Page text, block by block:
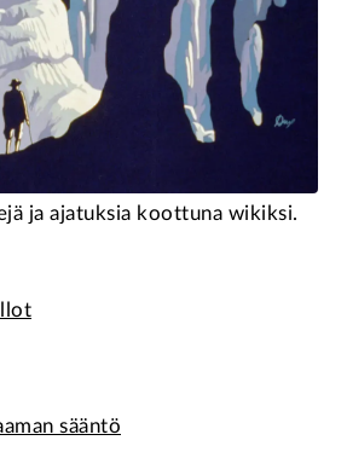
ja ajatuksia koottuna wikiksi.
sääntö